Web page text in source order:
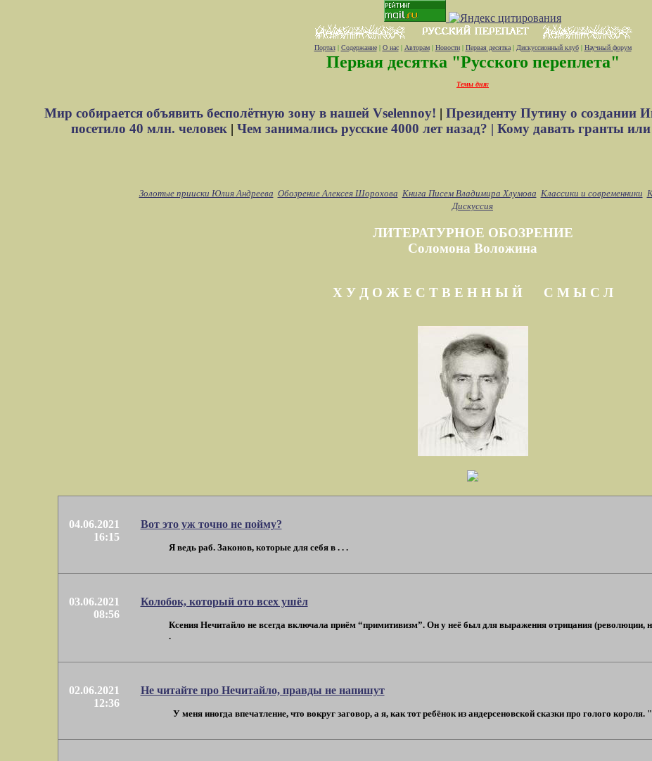
Портал| Содержание| О нас| Авторам| Новости| Первая десятка| Дискуссионный клуб| Научный форум
Первая десятка "Русского переплета"
Темы дня:
Мир собирается объявить бесполётную зону в нашей Vselennoy! | Президенту Путину о создании
посетило 40 млн. человек| Чем занимались русские 4000 лет назад? | Кому давать гранты
Золотые прииски Юлия Андреева Обозрение Алексея Шорохова Книга Писем Владимира Хлумова Классики и современники
Дискуссия
ЛИТЕРАТУРНОЕ ОБОЗРЕНИЕ
Соломона Воложина
Х У Д О Ж Е С Т В Е Н Н Ы Й С М Ы С Л
04.06.2021
16:15
Вот это уж точно не пойму?
Я ведь раб. Законов, которые для себя в . . .
03.06.2021
08:56
Колобок, который ото всех ушёл
Ксения Нечитайло не всегда включала приём “примитивизм”. Он у неё был для выражения отрицания (революции,
.
02.06.2021
12:36
Не читайте про Нечитайло, правды не напишут
У меня иногда впечатление, что вокруг заговор, а я, как тот ребёнок из андерсеновской сказки про голого